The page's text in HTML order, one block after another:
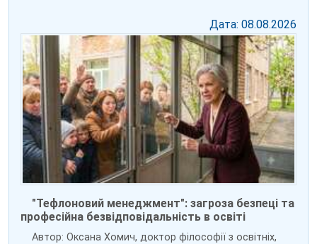
Дата: 08.08.2026
"Тефлоновий менеджмент": загроза безпеці та
професійна безвідповідальність в освіті
Автор: Оксана Хомич, доктор філософії з освітніх,